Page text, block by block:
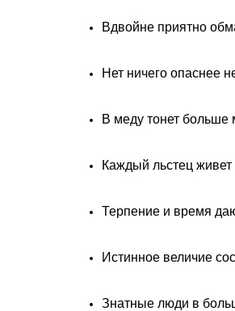
Вдвойне приятно
Нет ничего опаснее
В меду тонет больше
Каждый льстец живет
Терпение и время
Истинное величие
Знатные люди в